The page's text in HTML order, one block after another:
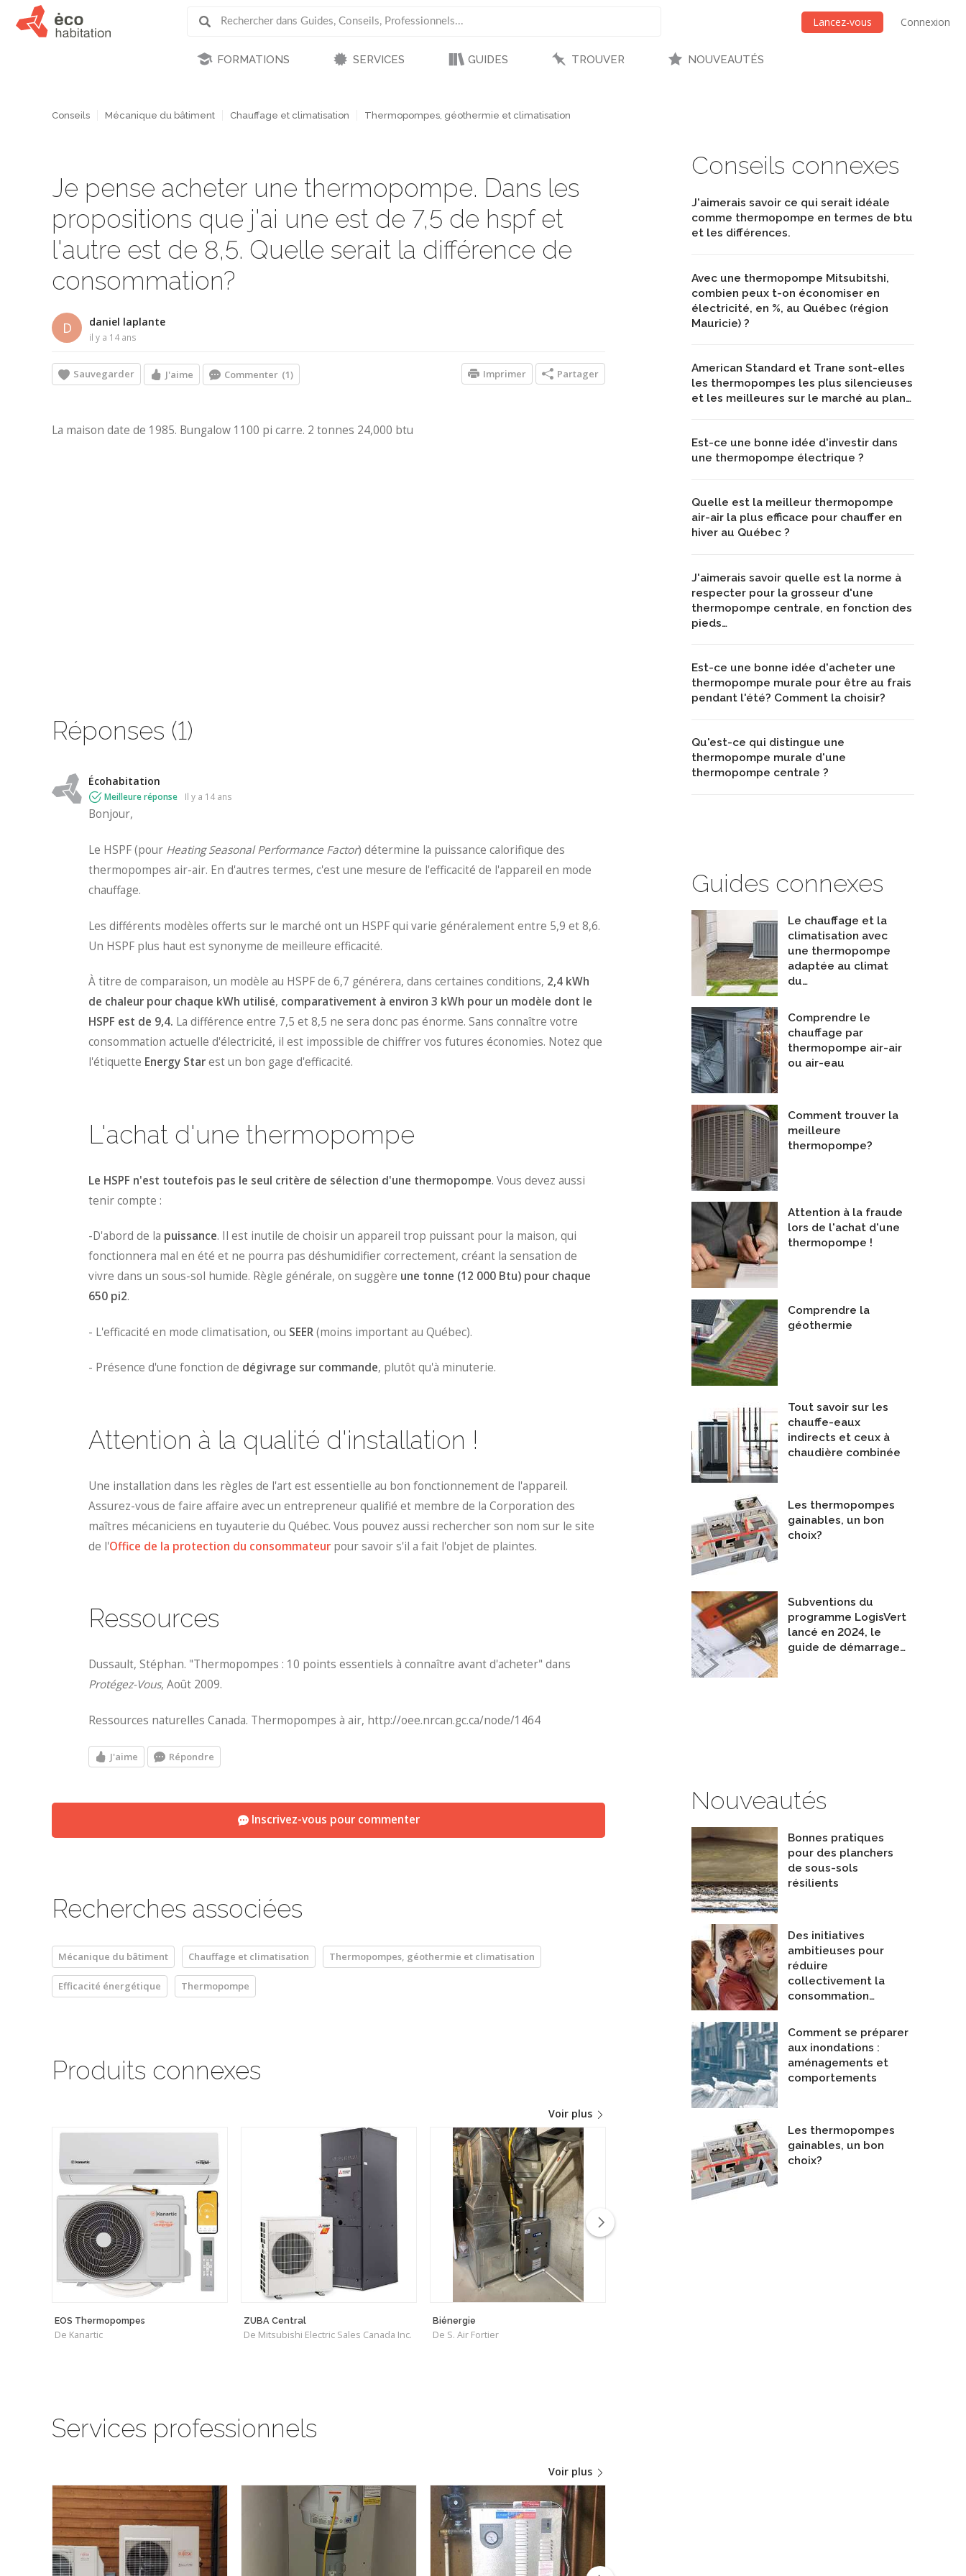
Lancez-vous Connexion
FORMATIONS SERVICES GUIDES TROUVER NOUVEAUTÉS
Conseils connexes
J'aimerais savoir ce qui serait idéale
comme thermopompe en termes de btu
et les différences.
Avec une thermopompe Mitsubitshi,
combien peux t-on économiser en
électricité, en %, au Québec (région
Mauricie) ?
American Standard et Trane sont-elles
les thermopompes les plus silencieuses
et les meilleures sur le marché au plan…
Est-ce une bonne idée d'investir dans
une thermopompe électrique ?
Quelle est la meilleur thermopompe
air-air la plus efficace pour chauffer en
hiver au Québec ?
J'aimerais savoir quelle est la norme à
respecter pour la grosseur d'une
thermopompe centrale, en fonction des
pieds…
Est-ce une bonne idée d'acheter une
thermopompe murale pour être au frais
pendant l'été? Comment la choisir?
Qu'est-ce qui distingue une
thermopompe murale d'une
thermopompe centrale ?
Guides connexes
Le chauffage et la
climatisation avec
une thermopompe
adaptée au climat
du…
Comprendre le
chauffage par
thermopompe air-air
ou air-eau
Comment trouver la
meilleure
thermopompe?
Attention à la fraude
lors de l'achat d'une
thermopompe !
Comprendre la
géothermie
Tout savoir sur les
chauffe-eaux
indirects et ceux à
chaudière combinée
Les thermopompes
gainables, un bon
choix?
Subventions du
programme LogisVert
lancé en 2024, le
guide de démarrage…
Nouveautés
Bonnes pratiques
pour des planchers
de sous-sols
résilients
Des initiatives
ambitieuses pour
réduire
collectivement la
consommation…
Comment se préparer
aux inondations :
aménagements et
comportements
Les thermopompes
gainables, un bon
choix?
Conseils Mécanique du bâtiment Chauffage et climatisation Thermopompes, géothermie et climatisation
Je pense acheter une thermopompe. Dans les
propositions que j'ai une est de 7,5 de hspf et
l'autre est de 8,5. Quelle serait la différence de
consommation?
D daniel laplante
il y a 14 ans
Sauvegarder J'aime Commenter (1) Partager
Imprimer
La maison date de 1985. Bungalow 1100 pi carre. 2 tonnes 24,000 btu
Réponses (1)
Écohabitation
Meilleure réponse il y a 14 ans
Bonjour,
Le HSPF (pour Heating Seasonal Performance Factor) détermine la puissance calorifique des
thermopompes air-air. En d'autres termes, c'est une mesure de l'efficacité de l'appareil en mode
chauffage.
Les différents modèles offerts sur le marché ont un HSPF qui varie généralement entre 5,9 et 8,6.
Un HSPF plus haut est synonyme de meilleure efficacité.
À titre de comparaison, un modèle au HSPF de 6,7 générera, dans certaines conditions, 2,4 kWh
de chaleur pour chaque kWh utilisé, comparativement à environ 3 kWh pour un modèle dont le
HSPF est de 9,4. La différence entre 7,5 et 8,5 ne sera donc pas énorme. Sans connaître votre
consommation actuelle d'électricité, il est impossible de chiffrer vos futures économies. Notez que
l'étiquette Energy Starest un bon gage d'efficacité.
L'achat d'une thermopompe
Le HSPF n'est toutefois pas le seul critère de sélection d'une thermopompe. Vous devez aussi
tenir compte :
-D'abord de la puissance. Il est inutile de choisir un appareil trop puissant pour la maison, qui
fonctionnera mal en été et ne pourra pas déshumidifier correctement, créant la sensation de
vivre dans un sous-sol humide. Règle générale, on suggère une tonne (12 000 Btu) pour chaque
650 pi2.
- L'efficacité en mode climatisation, ou SEER(moins important au Québec).
- Présence d'une fonction de dégivrage sur commande, plutôt qu'à minuterie.
Attention à la qualité d'installation !
Une installation dans les règles de l'art est essentielle au bon fonctionnement de l'appareil.
Assurez-vous de faire affaire avec un entrepreneur qualifié et membre de la Corporation des
maîtres mécaniciens en tuyauterie du Québec. Vous pouvez aussi rechercher son nom sur le site
de l'Office de la protection du consommateur pour savoir s'il a fait l'objet de plaintes.
Ressources
Dussault, Stéphan. "Thermopompes : 10 points essentiels à connaître avant d'acheter" dans
Protégez-Vous, Août 2009.
Ressources naturelles Canada. Thermopompes à air, http://oee.nrcan.gc.ca/node/1464
J'aime Répondre
Inscrivez-vous pour commenter
Recherches associées
Mécanique du bâtiment Chauffage et climatisation Thermopompes, géothermie et climatisation
Efficacité énergétique Thermopompe
Produits connexes
Voir plus
EOS Thermopompes
De Kanartic
ZUBA Central
De Mitsubishi Electric Sales Canada Inc.
Biénergie
De S. Air Fortier
Services professionnels
Voir plus